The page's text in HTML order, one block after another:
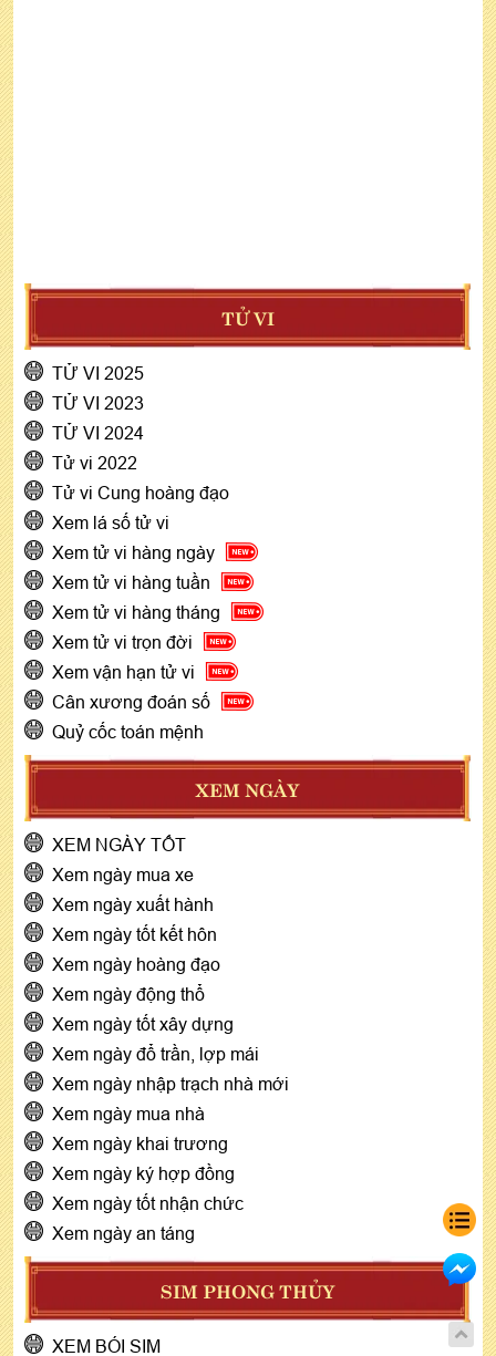
TỬ VI
TỬ VI 2025
TỬ VI 2023
TỬ VI 2024
Tử vi 2022
Tử vi Cung hoàng đạo
Xem lá số tử vi
Xem tử vi hàng ngày
Xem tử vi hàng tuần
Xem tử vi hàng tháng
Xem tử vi trọn đời
Xem vận hạn tử vi
Cân xương đoán số
Quỷ cốc toán mệnh
XEM NGÀY
XEM NGÀY TỐT
Xem ngày mua xe
Xem ngày xuất hành
Xem ngày tốt kết hôn
Xem ngày hoàng đạo
Xem ngày động thổ
Xem ngày tốt xây dựng
Xem ngày đổ trần, lợp mái
Xem ngày nhập trạch nhà mới
Xem ngày mua nhà
Xem ngày khai trương
Xem ngày ký hợp đồng
Xem ngày tốt nhận chức
Xem ngày an táng
SIM PHONG THỦY
XEM BÓI SIM